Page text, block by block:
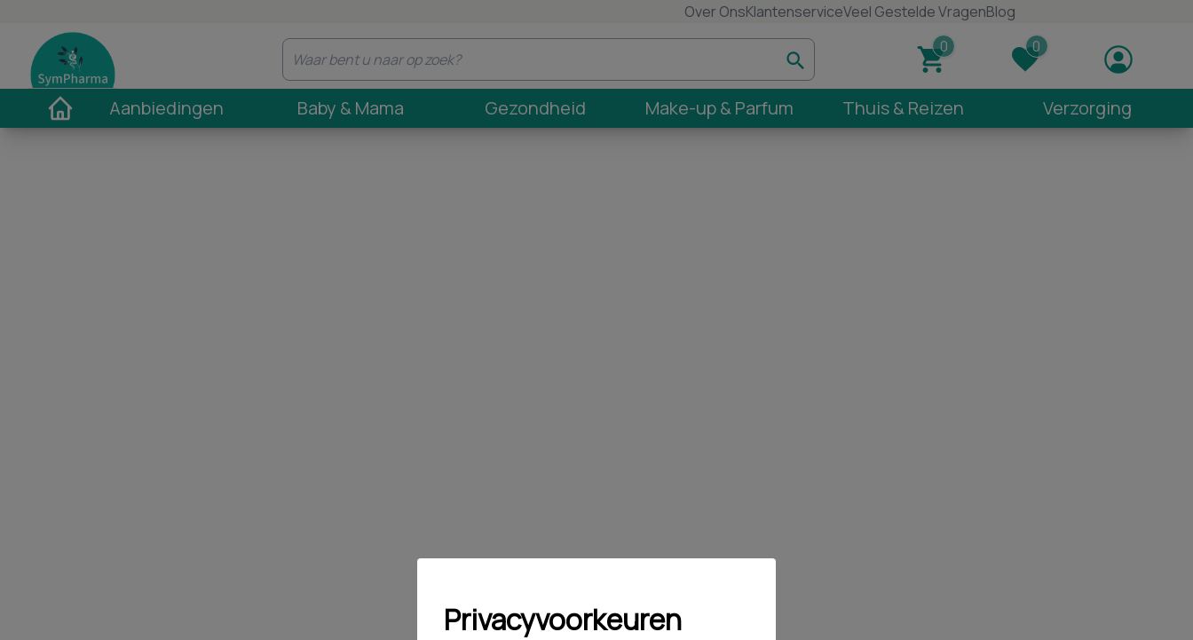
Over OnsKlantenserviceVeel Gestelde VragenBlog
Aanbiedingen Baby & Mama Gezondheid Make-up & Parfum Thuis & Reizen Verzorging
Privacyvoorkeuren